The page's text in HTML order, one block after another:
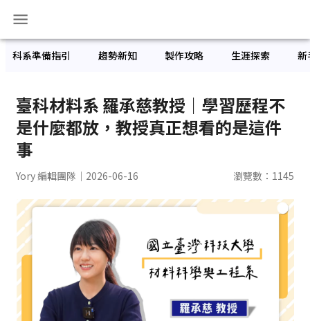
科系準備指引 趨勢新知 製作攻略 生涯探索 新
臺科材料系 羅承慈教授｜學習歷程不
是什麼都放，教授真正想看的是這件
事
Yory 編輯團隊 ｜2026-06-16 瀏覽數： 1145